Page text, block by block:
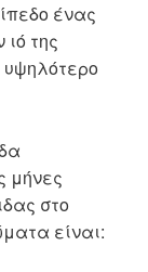
ένας
της
υψηλότερο
μήνες
στο
είναι: